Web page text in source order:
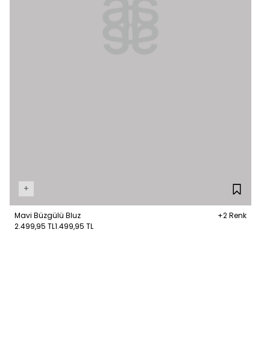
+
Mavi Büzgülü Bluz
+2 Renk
2.499,95 TL1.499,95 TL